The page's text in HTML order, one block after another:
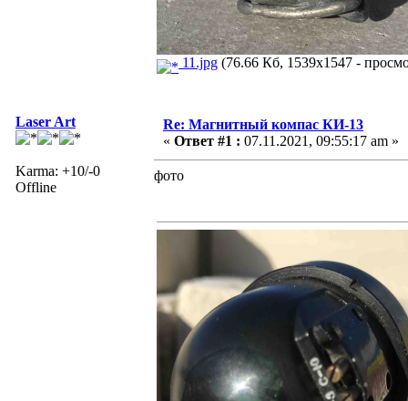
11.jpg (76.66 Кб, 1539x1547 -
Laser Art
Karma: +10/-0
Offline
Re: Магнитный компас КИ-13
« Ответ #1 : 07.11.2021, 09:55:17 am »
фото